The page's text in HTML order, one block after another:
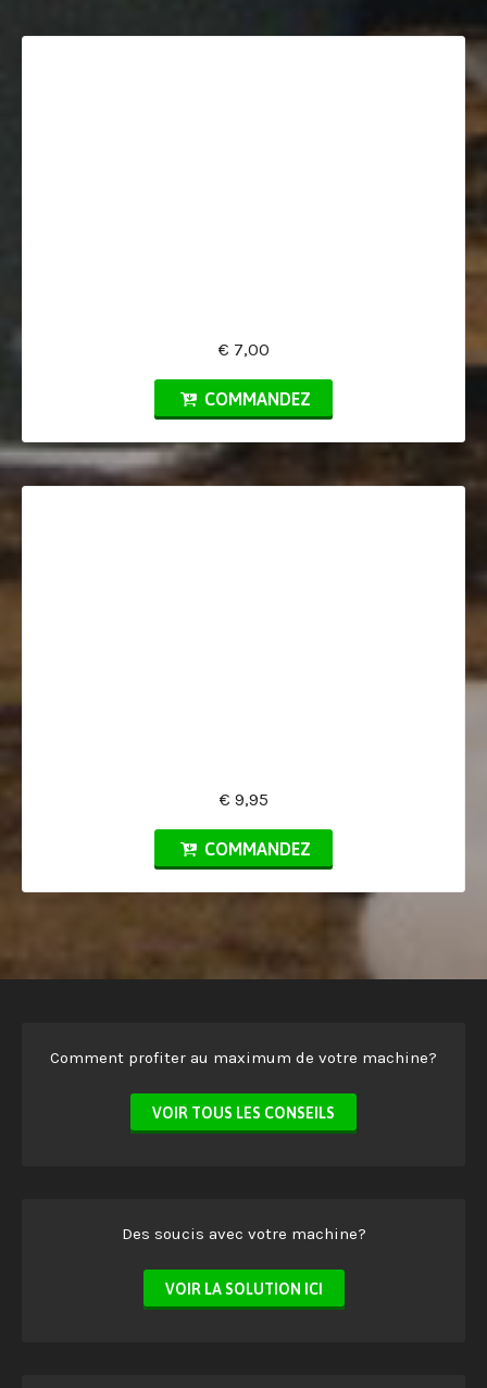
€ 7,00
COMMANDEZ
€ 9,95
COMMANDEZ
Comment profiter au maximum de votre machine?
VOIR TOUS LES CONSEILS
Des soucis avec votre machine?
VOIR LA SOLUTION ICI